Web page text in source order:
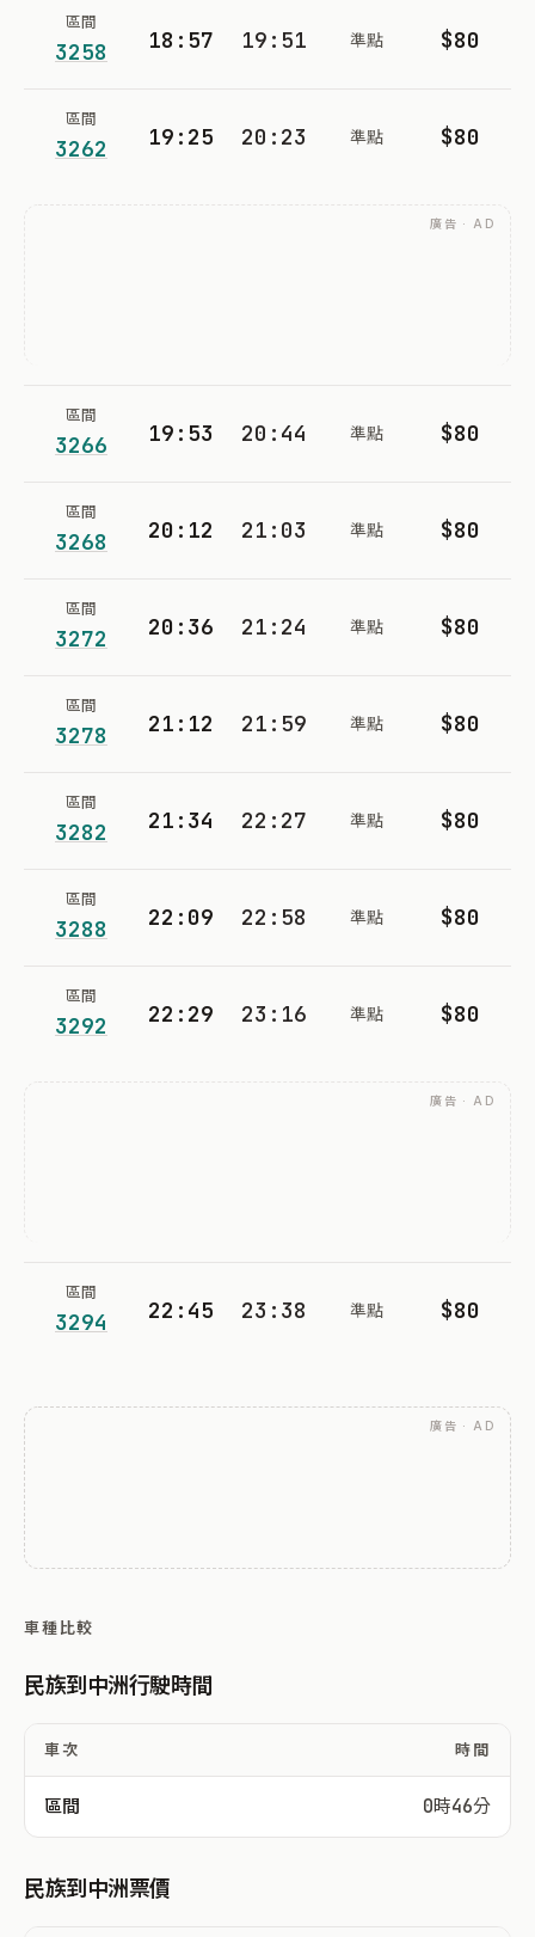
區間
3258 18:57 19:51 準點 $80
區間
3262 19:25 20:23 準點 $80
廣告 · AD
區間
3266 19:53 20:44 準點 $80
區間
3268 20:12 21:03 準點 $80
區間
3272 20:36 21:24 準點 $80
區間
3278 21:12 21:59 準點 $80
區間
3282 21:34 22:27 準點 $80
區間
3288 22:09 22:58 準點 $80
區間
3292 22:29 23:16 準點 $80
廣告 · AD
區間
3294 22:45 23:38 準點 $80
廣告 · AD
車種比較
民族到中洲行駛時間
車次 時間
區間 0時46分
民族到中洲票價